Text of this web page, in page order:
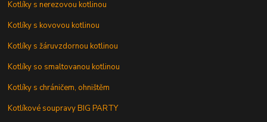
Kotlíky s nerezovou kotlinou
Kotlíky s kovovou kotlinou
Kotlíky s žáruvzdornou kotlinou
Kotlíky so smaltovanou kotlinou
Kotlíky s chráničem, ohništěm
Kotlíkové soupravy BIG PARTY